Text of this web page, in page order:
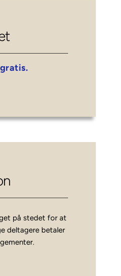
på stedet for at
deltagere betaler